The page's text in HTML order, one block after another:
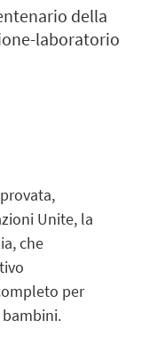
della
laboratorio
Unite, la
che
per